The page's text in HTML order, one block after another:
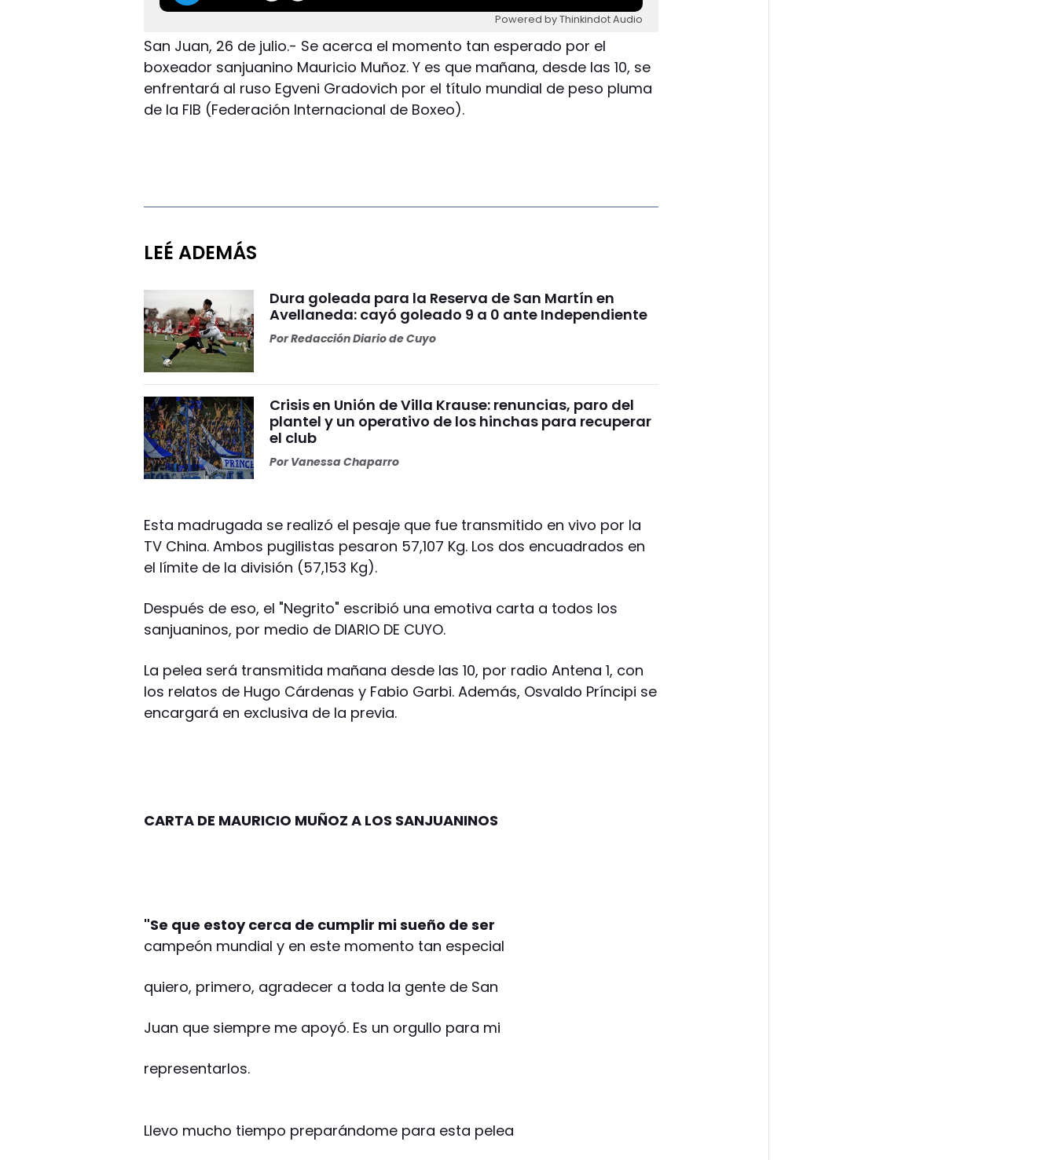
Powered by Thinkindot Audio
San Juan, 26 de julio.- Se acerca el momento tan esperado por el
boxeador sanjuanino Mauricio Muñoz. Y es que mañana, desde las 10, se
enfrentará al ruso Egveni Gradovich por el título mundial de peso pluma
de la FIB (Federación Internacional de Boxeo).
LEÉ ADEMÁS
Dura goleada para la Reserva de San Martín en
Avellaneda: cayó goleado 9 a 0 ante Independiente
PorRedacción Diario de Cuyo
Crisis en Unión de Villa Krause: renuncias, paro del
plantel y un operativo de los hinchas para recuperar
el club
PorVanessa Chaparro
Esta madrugada se realizó el pesaje que fue transmitido en vivo por la
TV China. Ambos pugilistas pesaron 57,107 Kg. Los dos encuadrados en
el límite de la división (57,153 Kg).
Después de eso, el "Negrito" escribió una emotiva carta a todos los
sanjuaninos, por medio de DIARIO DE CUYO.
La pelea será transmitida mañana desde las 10, por radio Antena 1, con
los relatos de Hugo Cárdenas y Fabio Garbi. Además, Osvaldo Príncipi se
encargará en exclusiva de la previa.
CARTA DE MAURICIO MUÑOZ A LOS SANJUANINOS
"Se que estoy cerca de cumplir mi sueño de ser
campeón mundial y en este momento tan especial
quiero, primero, agradecer a toda la gente de San
Juan que siempre me apoyó. Es un orgullo para mi
representarlos.
Llevo mucho tiempo preparándome para esta pelea